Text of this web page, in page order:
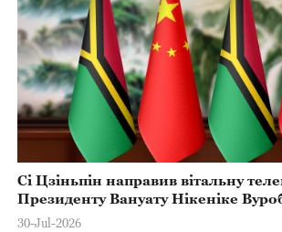
Сі Цзіньпін направив вітальну
Президенту Вануату Нікеніке
нагоди Дня Незалежності країни
30-Jul-2026